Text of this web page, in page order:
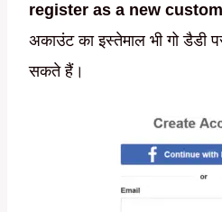
register as a new
अकाउंट का इस्तेमाल भी गो डैडी
सकते हैं।